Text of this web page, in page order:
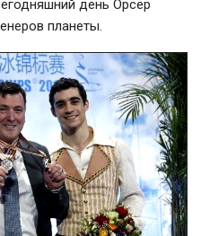
день Орсер
планеты.